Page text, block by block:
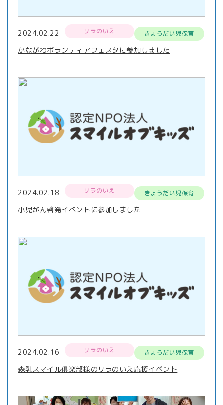
2024.02.22 リラのいえ きょうだい児保育
かながわボランティアフェスタに参加しました
2024.02.18 リラのいえ きょうだい児保育
小児がん啓発イベントに参加しました
2024.02.16 リラのいえ きょうだい児保育
森乳スマイル俱楽部様のリラのいえ応援イベント